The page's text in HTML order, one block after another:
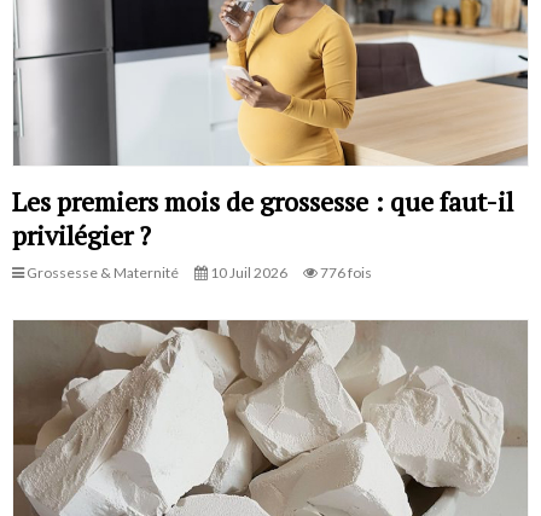
Les premiers mois de grossesse : que faut-il
privilégier ?
Grossesse & Maternité 10 Juil 2026 776 fois